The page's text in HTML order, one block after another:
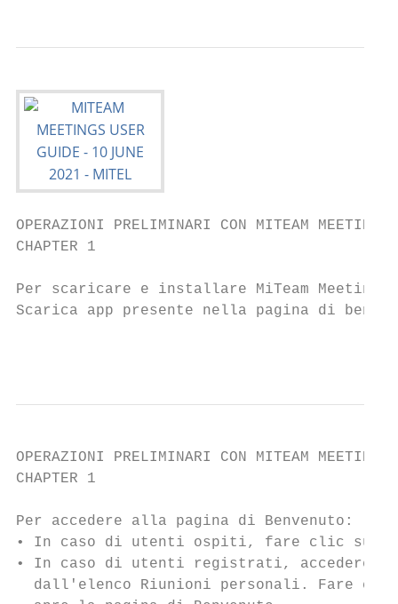
OPERAZIONI PRELIMINARI CON MITEAM MEETINGS
CHAPTER 1
Per scaricare e installare MiTeam
Scarica app presente nella pagina di
OPERAZIONI PRELIMINARI CON MITEAM MEETINGS
CHAPTER 1
Per accedere alla pagina di Benvenuto:
• In caso di utenti ospiti, fare clic sul
• In caso di utenti registrati, accedere
dall'elenco Riunioni personali. Fare